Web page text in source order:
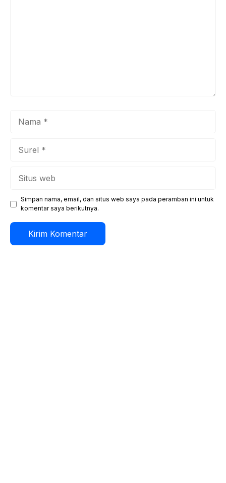
Simpan nama, email, dan situs web saya pada peramban ini untuk
komentar saya berikutnya.